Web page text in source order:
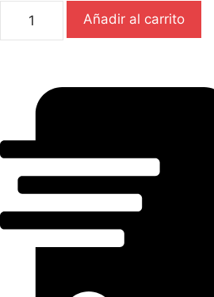
Añadir al carrito